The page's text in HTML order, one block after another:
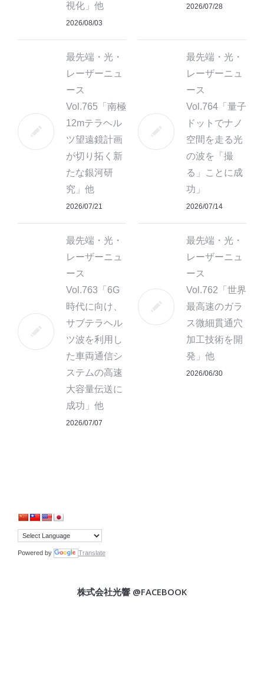
視化」他
2026/08/03
2026/07/28
最先端・光・
レーザーニュ
ース
Vol.765「南極
12mテラヘル
ツ望遠鏡計画
が切り拓く新
たな銀河研
究」他
2026/07/21
最先端・光・
レーザーニュ
ース
Vol.764「量子
ドットでナノ
空間を走る光
の波を「撮
る」ことに成
功」
2026/07/14
最先端・光・
レーザーニュ
ース
Vol.763「6G
時代に向け、
サブテラヘル
ツ波を利用し
た車両通信シ
ステムの高速
大容量伝送に
成功」他
2026/07/07
最先端・光・
レーザーニュ
ース
Vol.762「世界
最高速のガラ
ス微細貫通穴
加工技術を開
発」他
2026/06/30
Powered by Translate
株式会社光響 @FACEBOOK